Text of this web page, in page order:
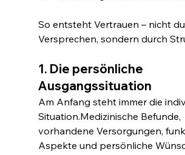
So entsteht Vertrauen – nicht
Versprechen, sondern durch
1. Die persönliche
Ausgangssituation
Am Anfang steht immer die
Situation.Medizinische Befunde,
vorhandene Versorgungen,
Aspekte und persönliche